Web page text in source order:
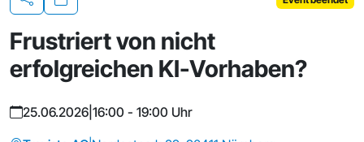
Teilen
Frustriert von nicht
erfolgreichen KI-Vorhaben?
25.06.2026 16:00 - 19:00 Uhr